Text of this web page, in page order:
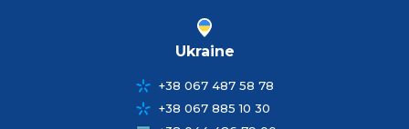
Ukraine
+38 067 487 58 78
+38 067 885 10 30